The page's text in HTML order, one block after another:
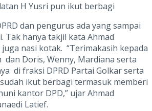
H Yusri pun ikut berbagi
dan pengurus ada yang sampai
Tak hanya takjil kata Ahmad
nasi kotak. “Terimakasih kepada
dan Doris, Wenny, Mardiana serta
di fraksi DPRD Partai Golkar serta
ikut berbagi termasuk memberi
kantor DPD,” ujar Ahmad
Latief.